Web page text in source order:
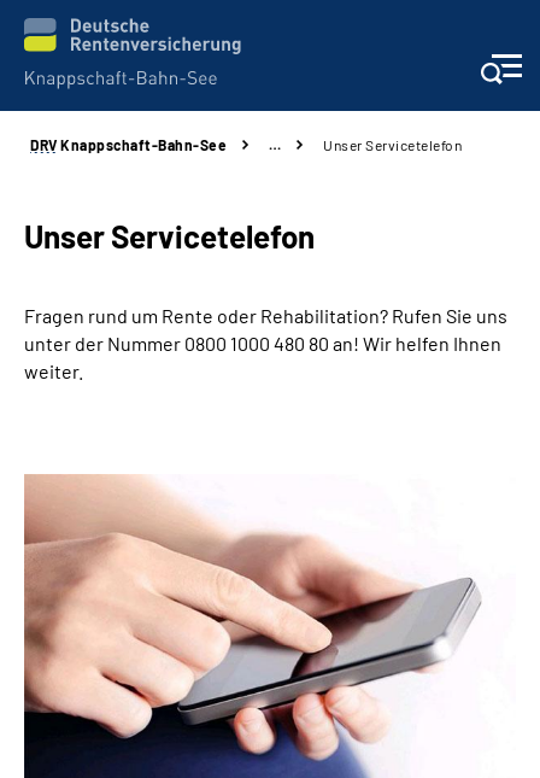
Aktuelles & Presse
Beratung & Kontakt
KBS exklusiv
Über uns & Karriere
Online-Services
Die DRV Knappschaft-Bahn-See in Deutscher
Gebärdensprache
Leichte Sprache
DRV Knappschaft-Bahn-See … Unser Servicetelefon
Unser Servicetelefon
Fragen rund um Rente oder Rehabilitation? Rufen Sie uns
unter der Nummer 0800 1000 480 80 an! Wir helfen Ihnen
weiter.